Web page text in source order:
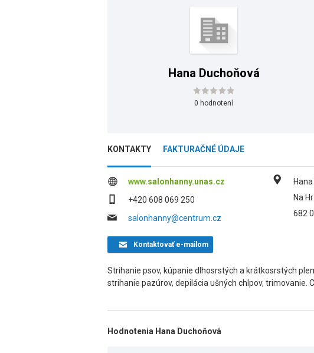
Hana Duchoňová
0 hodnotení
KONTAKTY FAKTURAČNÉ ÚDAJE
www.salonhanny.unas.cz
+420 608 069 250
salonhanny@centrum.cz
Na
682
Kontaktovaťe-mailom
Strihanie psov, kúpanie dlhosrstých a krátkosrstých
strihanie pazúrov, depilácia ušných chlpov, trimovanie.
Hodnotenia Hana Duchoňová